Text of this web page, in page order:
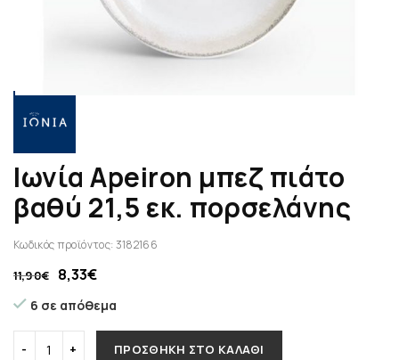
Ιωνία Apeiron μπεζ πιάτο
βαθύ 21,5 εκ. πορσελάνης
Κωδικός προϊόντος: 3182166
11,90€ 8,33€
6 σε απόθεμα
ΠΡΟΣΘΉΚΗ ΣΤΟ ΚΑΛΆΘΙ